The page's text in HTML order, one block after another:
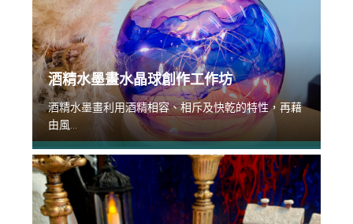
酒精水墨畫水晶球創作工作坊
酒精水墨畫利用酒精相容、相斥及快乾的特性，再藉
由風...